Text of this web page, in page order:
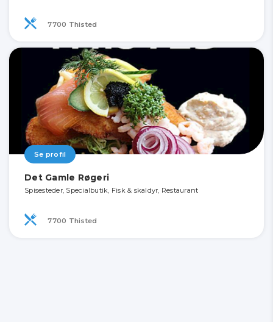
7700 Thisted
Se profil
Det Gamle Røgeri
Spisesteder, Specialbutik, Fisk & skaldyr, Restaurant
7700 Thisted